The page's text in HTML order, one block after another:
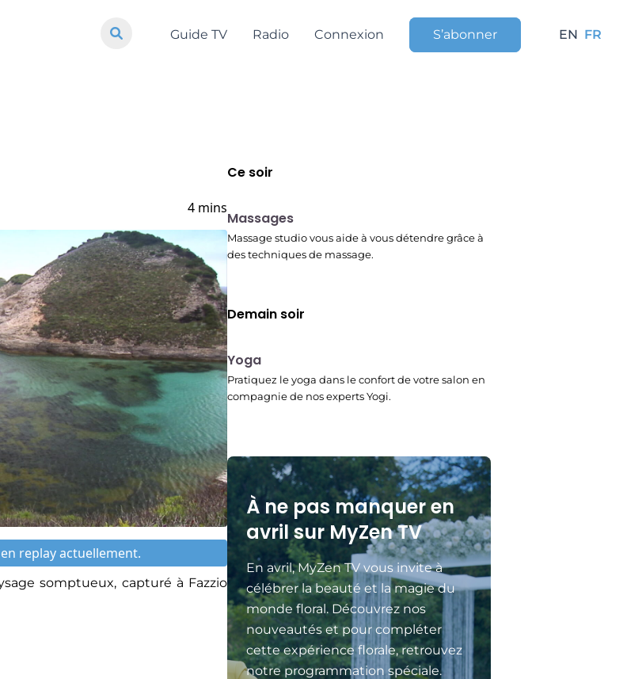
Guide TV Radio Connexion S’abonner EN FR
4 mins
replay actuellement.
somptueux, capturé à Fazzio
Ce soir
23:30
Massages
Massage studio vous aide à vous détendre grâce à
des techniques de massage.
Demain soir
00:15
Yoga
Pratiquez le yoga dans le confort de votre salon en
compagnie de nos experts Yogi.
À ne pas manquer en
avril sur MyZen TV
En avril, MyZen TV vous invite à
célébrer la beauté et la magie du
monde floral. Découvrez nos
nouveautés et pour compléter
cette expérience florale, retrouvez
notre programmation spéciale.